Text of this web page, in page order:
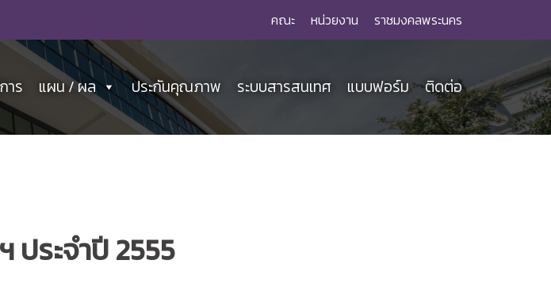
คณะ หน่วยงาน ราชมงคลพระนคร
าร แผน / ผล ประกันคุณภาพ ระบบสารสนเทศ แบบฟอร์ม ติดต่อ
ประจำปี 2555